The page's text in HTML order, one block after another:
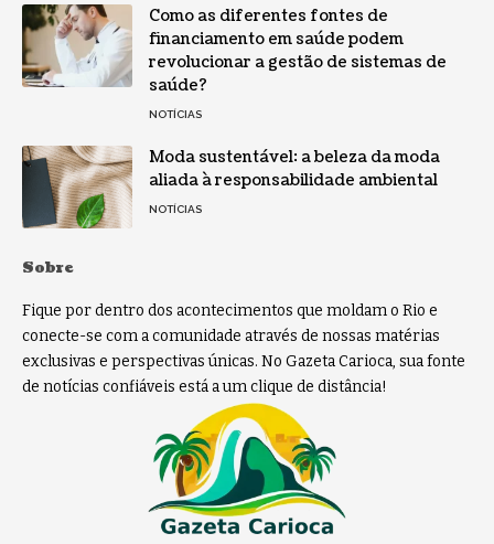
Como as diferentes fontes de
financiamento em saúde podem
revolucionar a gestão de sistemas de
saúde?
NOTÍCIAS
Moda sustentável: a beleza da moda
aliada à responsabilidade ambiental
NOTÍCIAS
Sobre
Fique por dentro dos acontecimentos que moldam o Rio e
conecte-se com a comunidade através de nossas matérias
exclusivas e perspectivas únicas. No Gazeta Carioca, sua fonte
de notícias confiáveis está a um clique de distância!